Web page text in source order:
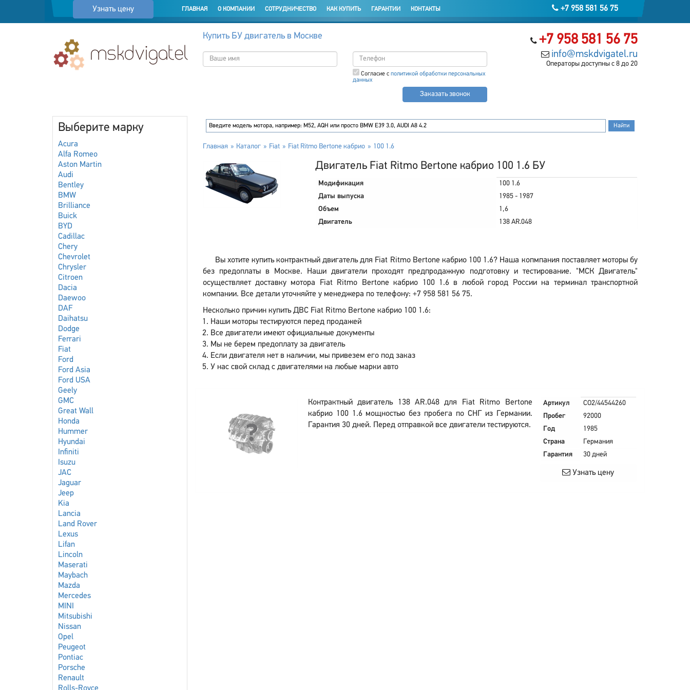
Узнать цену +7 958 581 56 75
ГЛАВНАЯ О КОМПАНИИ СОТРУДНИЧЕСТВО КАК КУПИТЬ ГАРАНТИИ КОНТАКТЫ
+7 958 581 56 75
info@mskdvigatel.ru
Операторы доступны с 8 до 20
Купить БУ двигатель в Москве
Согласие с политикой обработки персональных
данных
Заказать звонок
Выберите марку
Acura
Alfa Romeo
Aston Martin
Audi
Bentley
BMW
Brilliance
Buick
BYD
Cadillac
Chery
Chevrolet
Chrysler
Citroen
Dacia
Daewoo
DAF
Daihatsu
Dodge
Ferrari
Fiat
Ford
Ford Asia
Ford USA
Geely
GMC
Great Wall
Honda
Hummer
Hyundai
Infiniti
Isuzu
JAC
Jaguar
Jeep
Kia
Lancia
Land Rover
Lexus
Lifan
Lincoln
Maserati
Maybach
Mazda
Mercedes
MINI
Mitsubishi
Nissan
Opel
Peugeot
Pontiac
Porsche
Renault
Главная Каталог Fiat Fiat Ritmo Bertone кабрио 100 1.6
Двигатель Fiat Ritmo Bertone кабрио 100 1.6 БУ
Модификация
100 1.6
Даты выпуска
1985 - 1987
Объем
1,6
Двигатель
138 AR.048
Вы хотите купить контрактный двигатель для Fiat Ritmo Bertone кабрио 100 1.6? Наша копмпания поставляет моторы бу
без предоплаты в Москве. Наши двигатели проходят предпродажную подготовку и тестирование. "МСК Двигатель"
осуществляет доставку мотора Fiat Ritmo Bertone кабрио 100 1.6 в любой город России на терминал транспортной
компании. Все детали уточняйте у менеджера по телефону: +7 958 581 56 75.
Несколько причин купить ДВС Fiat Ritmo Bertone кабрио 100 1.6:
Наши моторы тестируются перед продажей
Все двигатели имеют официальные документы
Мы не берем предоплату за двигатель
Если двигателя нет в наличии, мы привезем его под заказ
У нас свой склад с двигателями на любые марки авто
Контрактный двигатель 138 AR.048 для Fiat Ritmo Bertone
кабрио 100 1.6 мощностью без пробега по СНГ из Германии.
Гарантия 30 дней. Перед отправкой все двигатели тестируются.
Артикул
CO2/44544260
Пробег
92000
Год
1985
Страна
Германия
Гарантия
30 дней
Узнать цену